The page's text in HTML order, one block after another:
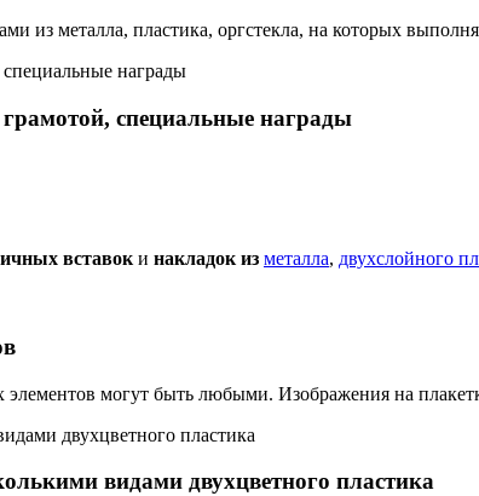
из металла, пластика, оргстекла, на которых
специальные награды
вставок и накладок из металла, двухслойного
могут быть любыми. Изображения на
видами двухцветного пластика